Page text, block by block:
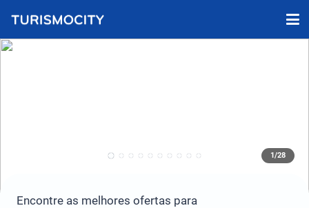
1/28
Encontre as melhores ofertas para